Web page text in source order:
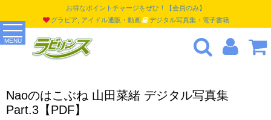
MENU
お得なポイントチャージをぜひ！【会員のみ】
グラビア, アイドル通販・動画
デジタル写真集・電子書籍
Naoのはこぶね 山田菜緒 デジタル写真集
Part.3【PDF】